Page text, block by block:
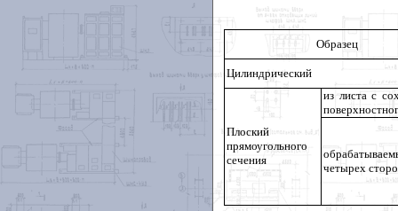
Образец
Цилиндрический
Плоский
прямоугольного
сечения
из листа с
четырех